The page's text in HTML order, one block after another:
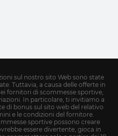
sul nostro sito Web sono state
Tuttavia, a causa delle offerte in
fornitori di scommesse sportive,
In particolare, ti invitiamo a
di bonus sul sito web del relativo
e le condizioni del fornitore.
sportive possono creare
essere divertente, gioca in